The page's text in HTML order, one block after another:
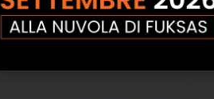
Sistema Atlantis Daliform